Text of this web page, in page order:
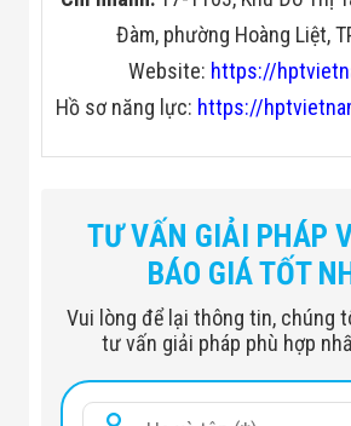
Đàm, phường Hoàng Liệt,
Website: https://
Hồ sơ năng lực: https://
TƯ VẤN GIẢI PHÁP
BÁO GIÁ TỐT
Vui lòng để lại thông tin, chúng
tư vấn giải pháp phù hợp